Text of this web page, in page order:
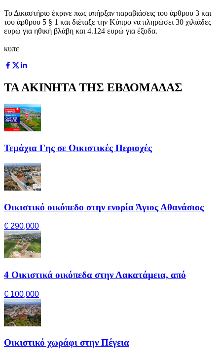
Το Δικαστήριο έκρινε πως υπήρξαν παραβιάσεις του άρθρου 3 και
του άρθρου 5 § 1 και διέταξε την Κύπρο να πληρώσει 30 χιλιάδες
ευρώ για ηθική βλάβη και 4.124 ευρώ για έξοδα.
κυπε
ΤΑ ΑΚΙΝΗΤΑ ΤΗΣ ΕΒΔΟΜΑΔΑΣ
Τεμάχια Γης σε Οικιστικές Περιοχές
Οικιστικό οικόπεδο στην ενορία Άγιος Αθανάσιος
€ 290,000
4 Οικιστικά οικόπεδα στην Λακατάμεια, από
€ 100,000
Οικιστικό χωράφι στην Πέγεια